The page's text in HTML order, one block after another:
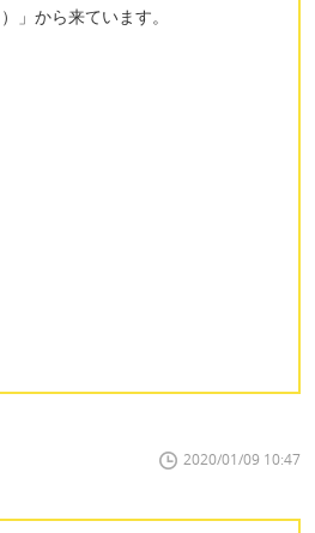
」から来ています。
2020/01/09 10:47